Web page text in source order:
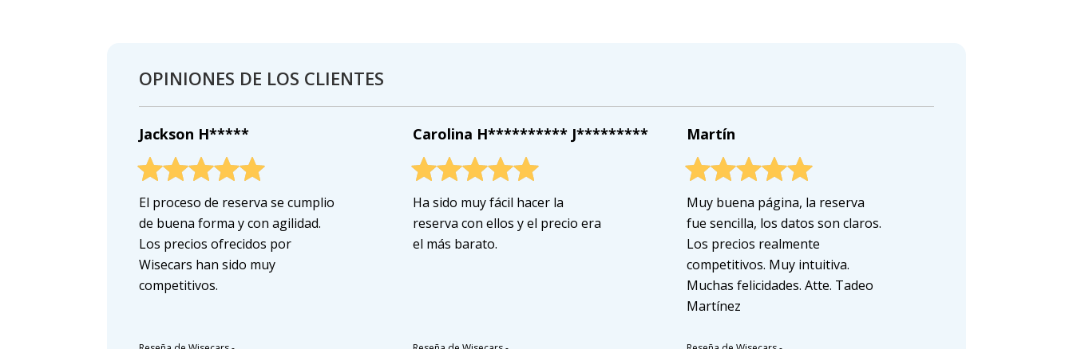
OPINIONES DE LOS CLIENTES
Jackson H*****
El proceso de reserva se cumplio
de buena forma y con agilidad.
Los precios ofrecidos por
Wisecars han sido muy
competitivos.
Carolina H********** J*********
Ha sido muy fácil hacer la
reserva con ellos y el precio era
el más barato.
Martín
Muy buena página, la reserva
fue sencilla, los datos son claros.
Los precios realmente
competitivos. Muy intuitiva.
Muchas felicidades. Atte. Tadeo
Martínez